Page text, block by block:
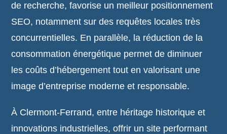
de recherche, favorise un meilleur positionnement
SEO, notamment sur des requêtes locales très
concurrentielles. En parallèle, la réduction de la
consommation énergétique permet de diminuer
les coûts d’hébergement tout en valorisant une
image d’entreprise moderne et responsable.
À Clermont-Ferrand, entre héritage historique et
innovations industrielles, offrir un site performant